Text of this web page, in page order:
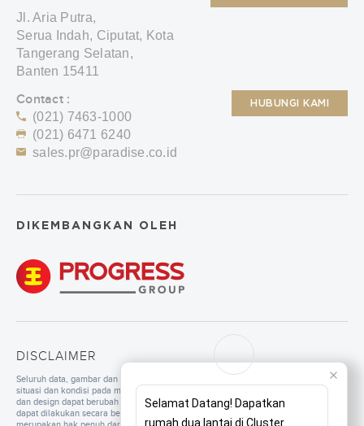
Jl. Aria Putra,
Serua Indah, Ciputat, Kota
Tangerang Selatan,
Banten 15411
Contact :
(021) 7463-1000
(021) 6471 6240
sales.pr@paradise.co.id
HUBUNGI KAMI
DIKEMBANGKAN OLEH
DISCLAIMER
Seluruh data, gambar dan tulisan yang tercantum di dalam website merupakan
situasi dan kondisi pada masa persiapan. Untuk pengembangan mutu, spesifikasi
dan design dapat berubah sewaktu-waktu tanpa pemberitahuan. Pembangunan
dapat dilakukan secara bertahap sesuai dengan tahapan dan perencanaan yang
Selamat Datang! Dapatkan
rumah dua lantai di Cluster